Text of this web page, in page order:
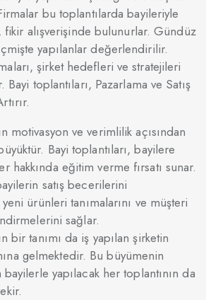
bu toplantılarda bayileriyle
fikir alışverişinde bulunurlar. Gündüz
yapılanlar değerlendirilir.
şirket hedefleri ve stratejileri
Bayi toplantıları, Pazarlama ve Satış
motivasyon ve verimlilik açısından
Bayi toplantıları, bayilere
hakkında eğitim verme fırsatı sunar.
satış becerilerini
ürünleri tanımalarını ve müşteri
sağlar.
bir tanımı da iş yapılan şirketin
gelmektedir. Bu büyümenin
yapılacak her toplantının da